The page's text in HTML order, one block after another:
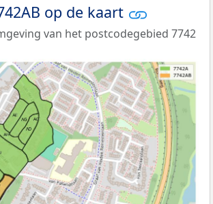
op de kaart
van het postcodegebied 7742